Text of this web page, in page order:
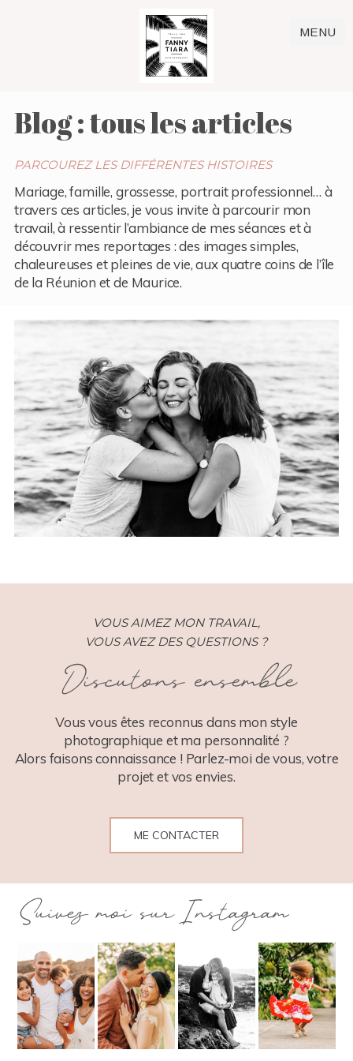
MENU
Blog : tous les articles
PARCOUREZ LES DIFFÉRENTES HISTOIRES
Mariage, famille, grossesse, portrait professionnel… à
travers ces articles, je vous invite à parcourir mon
travail, à ressentir l’ambiance de mes séances et à
découvrir mes reportages : des images simples,
chaleureuses et pleines de vie, aux quatre coins de l’île
de la Réunion et de Maurice.
Marraine – Pauline et ses cops –
Reunion (974)
VOUS AIMEZ MON TRAVAIL,
VOUS AVEZ DES QUESTIONS ?
Discutons ensemble
Vous vous êtes reconnus dans mon style
photographique et ma personnalité ?
Alors faisons connaissance ! Parlez-moi de vous, votre
projet et vos envies.
ME CONTACTER
Suivez moi sur Instagram